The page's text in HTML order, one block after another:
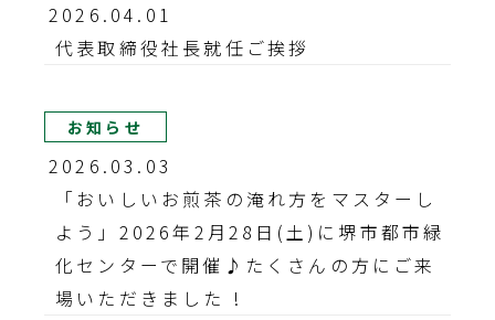
2026.04.01
代表取締役社長就任ご挨拶
お知らせ
2026.03.03
「おいしいお煎茶の淹れ方をマスターし
よう」2026年2月28日(土)に堺市都市緑
化センターで開催♪たくさんの方にご来
場いただきました !